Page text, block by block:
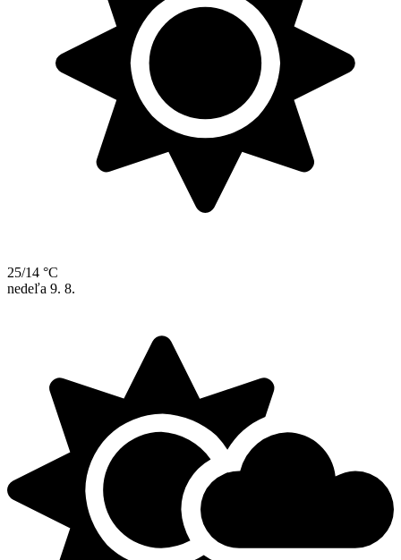
25/14 °C
nedeľa 9. 8.